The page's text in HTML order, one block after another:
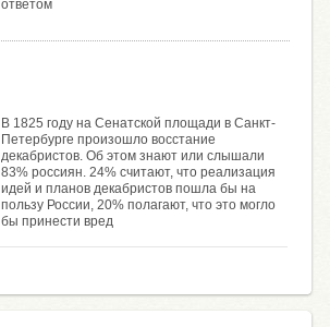
ответом
В 1825 году на Сенатской площади в Санкт-
Петербурге произошло восстание
декабристов. Об этом знают или слышали
83% россиян. 24% считают, что реализация
идей и планов декабристов пошла бы на
пользу России, 20% полагают, что это могло
бы принести вред